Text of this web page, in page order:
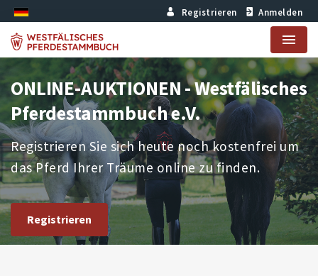
Registrieren Anmelden
Menu
ONLINE-AUKTIONEN - Westfälisches
Pferdestammbuch e.V.
Registrieren Sie sich heute noch kostenfrei um
das Pferd Ihrer Träume online zu finden.
Registrieren